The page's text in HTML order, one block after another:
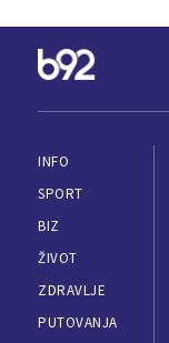
INFO
SPORT
BIZ
ŽIVOT
ZDRAVLJE
PUTOVANJA